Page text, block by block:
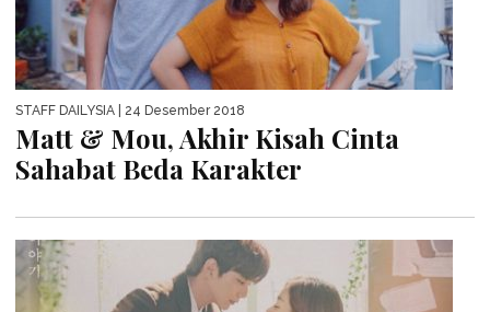
STAFF DAILYSIA | 24 Desember 2018
Matt & Mou, Akhir Kisah Cinta
Sahabat Beda Karakter